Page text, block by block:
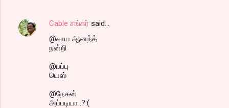
Cable சங்கர் said…
@சாய ஆனந்த்
நன்றி
@பப்பு
யெஸ்
@நேசன்
அப்படியா..?:(